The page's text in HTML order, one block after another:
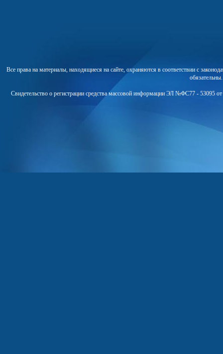
Все права на материалы, находящиеся на сайте, охраняются в соответствии с
Свидетельство о регистрации средства массовой информации ЭЛ №ФС77 - 53095